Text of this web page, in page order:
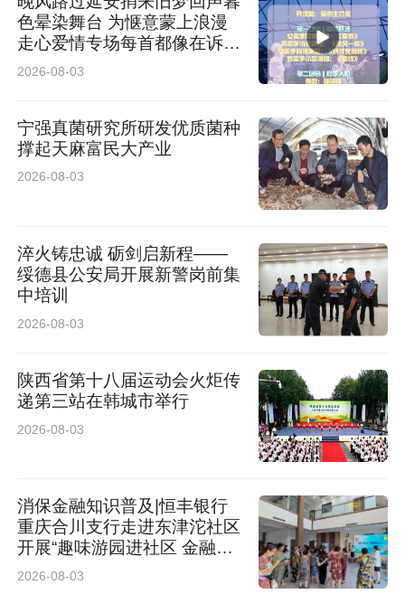
色晕染舞台 为惬意蒙上浪漫
走心爱情专场每首都像在诉说
温柔
2026-08-03
宁强真菌研究所研发优质菌种
撑起天麻富民大产业
2026-08-03
淬火铸忠诚 砺剑启新程——
绥德县公安局开展新警岗前集
中培训
2026-08-03
陕西省第十八届运动会火炬传
递第三站在韩城市举行
2026-08-03
消保金融知识普及|恒丰银行
重庆合川支行走进东津沱社区
开展“趣味游园进社区 金融惠
民暖人心”公益活动
2026-08-03